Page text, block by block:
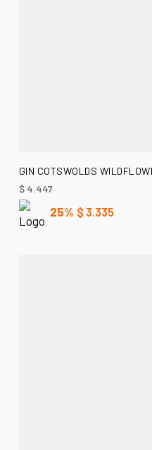
AÑADIR
GIN COTSWOLDS
$4.447
25% $ 3.335